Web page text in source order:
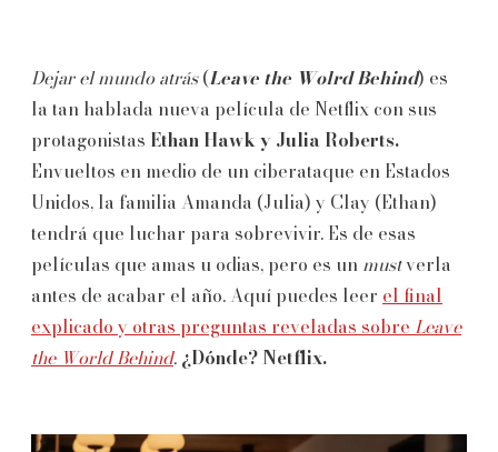
Dejar el mundo atrás(Leave the Wolrd Behind) es
la tan hablada nueva película de Netflix con sus
protagonistas Ethan Hawk y Julia Roberts.
Envueltos en medio de un ciberataque en Estados
Unidos, la familia Amanda (Julia) y Clay (Ethan)
tendrá que luchar para sobrevivir. Es de esas
películas que amas u odias, pero es un mustverla
antes de acabar el año. Aquí puedes leer el final
explicado y otras preguntas reveladas sobre Leave
the World Behind. ¿Dónde? Netflix.